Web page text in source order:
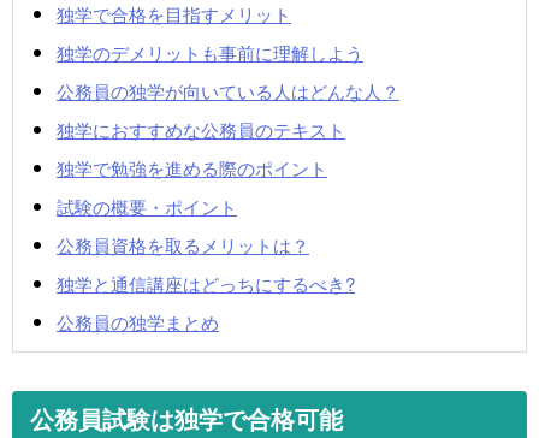
独学で合格を目指すメリット
独学のデメリットも事前に理解しよう
公務員の独学が向いている人はどんな人？
独学におすすめな公務員のテキスト
独学で勉強を進める際のポイント
試験の概要・ポイント
公務員資格を取るメリットは？
独学と通信講座はどっちにするべき?
公務員の独学まとめ
公務員試験は独学で合格可能